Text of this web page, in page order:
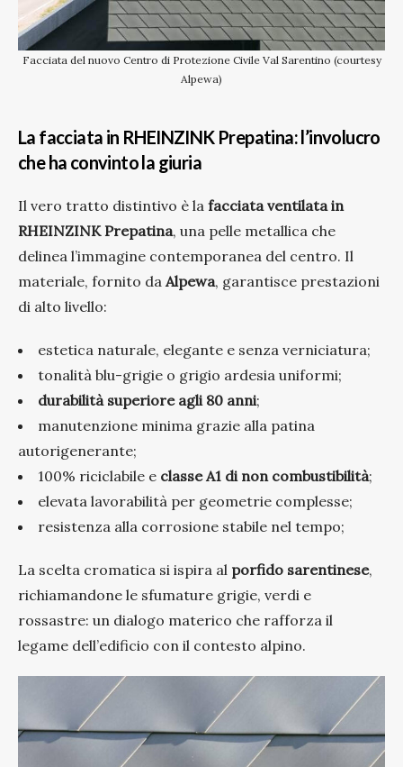
Facciata del nuovo Centro di Protezione Civile Val Sarentino (courtesy
Alpewa)
La facciata in RHEINZINK Prepatina: l’involucro
che ha convinto la giuria
Il vero tratto distintivo è la facciata ventilata in
RHEINZINK Prepatina, una pelle metallica che
delinea l’immagine contemporanea del centro. Il
materiale, fornito da Alpewa, garantisce prestazioni
di alto livello:
estetica naturale, elegante e senza verniciatura;
tonalità blu-grigie o grigio ardesia uniformi;
durabilità superiore agli 80 anni;
manutenzione minima grazie alla patina
autorigenerante;
100% riciclabile e classe A1 di non combustibilità;
elevata lavorabilità per geometrie complesse;
resistenza alla corrosione stabile nel tempo;
La scelta cromatica si ispira al porfido sarentinese,
richiamandone le sfumature grigie, verdi e
rossastre: un dialogo materico che rafforza il
legame dell’edificio con il contesto alpino.